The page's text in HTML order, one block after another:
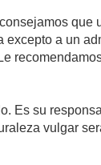
a un
Es su
vulgar